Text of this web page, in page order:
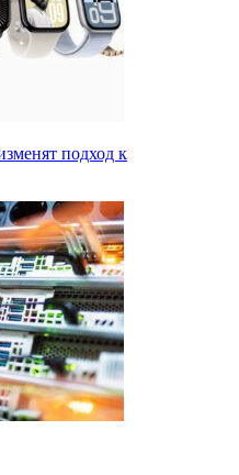
подход к